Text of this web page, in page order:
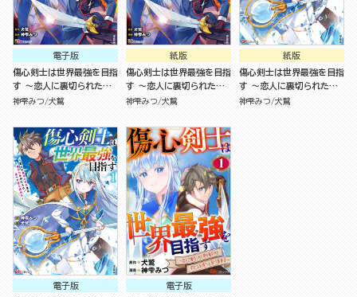
電子版
傷心剣士は世界最強を目指
す ～恋人に裏切られた男
は竜の力を手に入れ頂へと
神雫みつ 犬鷲
紙版
傷心剣士は世界最強を目指
す ～恋人に裏切られた男
は竜の力を手に入れ頂へと
神雫みつ 犬鷲
紙版
傷心剣士は世界最強を目指
す ～恋人に裏切られた男
は竜の力を手に入れ頂へと
神雫みつ 犬鷲
電子版
電子版